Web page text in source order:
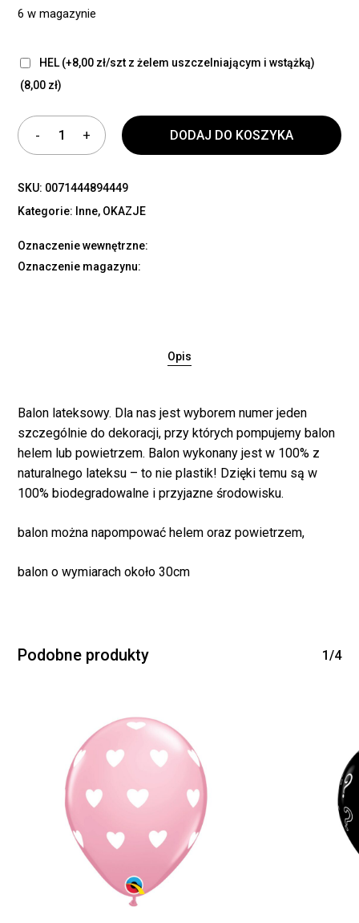
Brak produktów w
6 w magazynie
HEL (+8,00 zł/szt z żelem uszczelniającym i wstążką)
(8,00 zł)
DODAJ DO KOSZYKA
SKU: 0071444894449
Kategorie: Inne, OKAZJE
Oznaczenie wewnętrzne:
Oznaczenie magazynu:
Opis
Balon lateksowy. Dla nas jest wyborem numer jeden
szczególnie do dekoracji, przy których pompujemy balon
helem lub powietrzem. Balon wykonany jest w 100% z
naturalnego lateksu – to nie plastik! Dzięki temu są w
100% biodegradowalne i przyjazne środowisku.
balon można napompować helem oraz powietrzem,
balon o wymiarach około 30cm
Podobne produkty 1/4